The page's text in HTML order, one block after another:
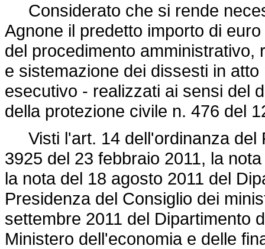
Considerato che si rende
Agnone il predetto importo di
del procedimento amministrativo,
e sistemazione dei dissesti in
esecutivo - realizzati ai sensi del
della protezione civile n. 476 del
Visti l'art. 14 dell'ordinanza del
3925 del 23 febbraio 2011, la
la nota del 18 agosto 2011 del
Presidenza del Consiglio dei
settembre 2011 del Dipartimento
Ministero dell'economia e delle